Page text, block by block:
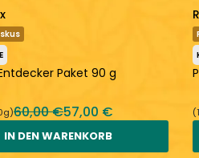
Paket 90 g
60,00 €57,00 €
IN DEN WARENKORB